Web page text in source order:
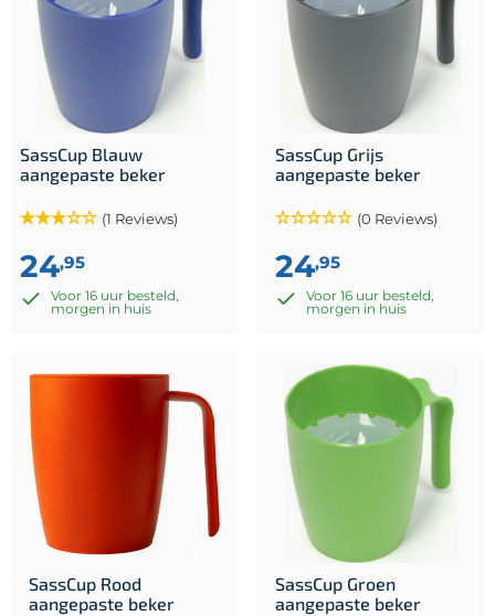
SassCup Blauw
aangepaste beker
(1 Reviews)
24,95
Voor 16 uur besteld,
morgen in huis
SassCup Grijs
aangepaste beker
(0 Reviews)
24,95
Voor 16 uur besteld,
morgen in huis
SassCup Rood
aangepaste beker
SassCup Groen
aangepaste beker